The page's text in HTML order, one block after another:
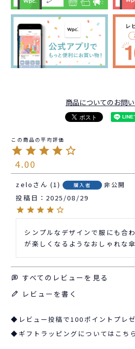
商品についてのお問
4.00
zelo 1 購入者 非公開
投稿日 2025/08/29
シンプルなデザインで服にも合
が楽しくなるようなおしゃれな傘
すべてのレビューを見る
レビューを書く
◆レビュー投稿で100ポイントプレ
◆ギフトラッピングについてはこち